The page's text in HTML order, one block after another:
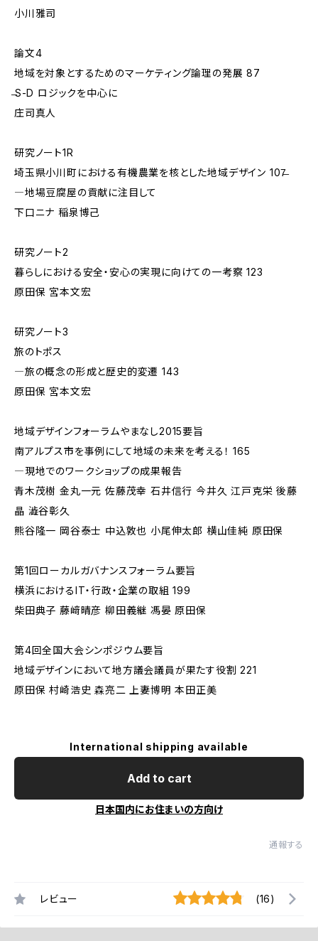
小川雅司
論文4
地域を対象とするためのマーケティング論理の発展 87
̶S-D ロジックを中心に
庄司真人
研究ノート1R
埼玉県小川町における有機農業を核とした地域デザイン 107̶
―地場豆腐屋の貢献に注目して
下口ニナ 稲泉博己
研究ノート2
暮らしにおける安全・安心の実現に向けての一考察 123
原田保 宮本文宏
研究ノート3
旅のトポス
―旅の概念の形成と歴史的変遷 143
原田保 宮本文宏
地域デザインフォーラムやまなし2015要旨
南アルプス市を事例にして地域の未来を考える！ 165
―現地でのワークショップの成果報告
青木茂樹 金丸一元 佐藤茂幸 石井信行 今井久 江戸克栄 後藤
晶 澁谷彰久
熊谷隆一 岡谷泰士 中込敦也 小尾伸太郎 横山佳純 原田保
第1回ローカルガバナンスフォーラム要旨
横浜におけるIT・行政・企業の取組 199
柴田典子 藤﨑晴彦 柳田義継 馮晏 原田保
第4回全国大会シンポジウム要旨
地域デザインにおいて地方議会議員が果たす役割 221
原田保 村崎浩史 森亮二 上妻博明 本田正美
International shipping available
Add to cart
日本国内にお住まいの方向け
通報する
レビュー (16)